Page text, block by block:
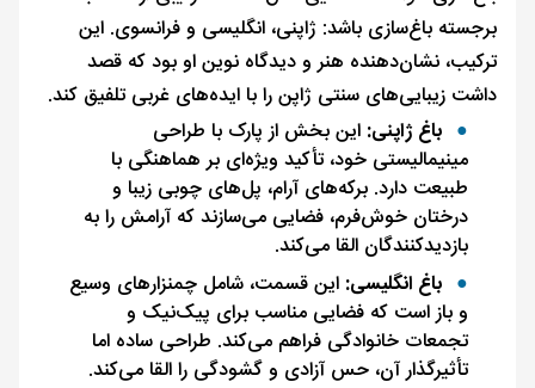
برجسته باغ‌سازی باشد: ژاپنی، انگلیسی و فرانسوی. این
ترکیب، نشان‌دهنده هنر و دیدگاه نوین او بود که قصد
داشت زیبایی‌های سنتی ژاپن را با ایده‌های غربی تلفیق کند.
باغ ژاپنی: این بخش از پارک با طراحی
مینیمالیستی خود، تأکید ویژه‌ای بر هماهنگی با
طبیعت دارد. برکه‌های آرام، پل‌های چوبی زیبا و
درختان خوش‌فرم، فضایی می‌سازند که آرامش را به
بازدیدکنندگان القا می‌کند.
باغ انگلیسی: این قسمت، شامل چمنزارهای وسیع
و باز است که فضایی مناسب برای پیک‌نیک و
تجمعات خانوادگی فراهم می‌کند. طراحی ساده اما
تأثیرگذار آن، حس آزادی و گشودگی را القا می‌کند.